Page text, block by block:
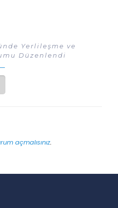
Yerlileşme ve
Düzenlendi
açmalısınız.